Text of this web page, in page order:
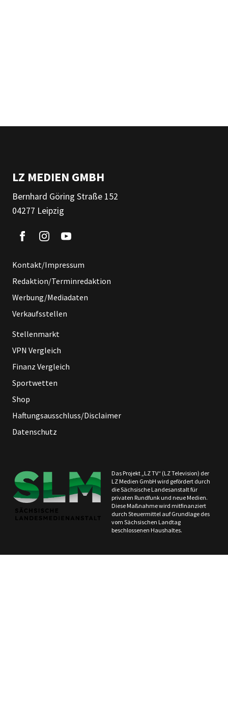
LZ MEDIEN GMBH
Bernhard Göring Straße 152
04277 Leipzig
Kontakt/Impressum
Redaktion/Terminredaktion
Werbung/Mediadaten
Verkaufsstellen
Stellenmarkt
VPN Vergleich
Finanz Vergleich
Sportwetten
Shop
Haftungsausschluss/Disclaimer
Datenschutz
Das Projekt „LZ TV“ (LZ Television) der
LZ Medien GmbH wird gefördert durch
die Sächsische Landesanstalt für
privaten Rundfunk und neue Medien.
Diese Maßnahme wird mitfinanziert
durch Steuermittel auf Grundlage des
vom Sächsischen Landtag
beschlossenen Haushaltes.